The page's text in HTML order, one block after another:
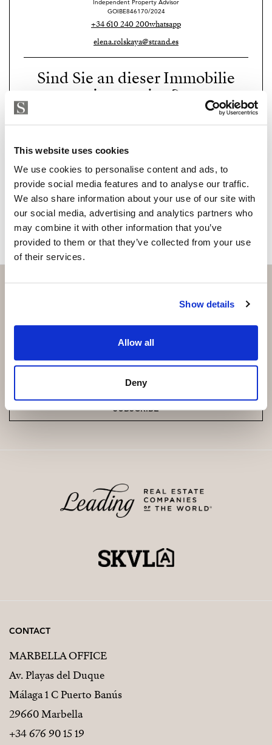
This website uses cookies
We use cookies to personalise content and ads, to
provide social media features and to analyse our traffic.
We also share information about your use of our site with
our social media, advertising and analytics partners who
may combine it with other information that you’ve
provided to them or that they’ve collected from your use
of their services.
Show details
Allow all
Deny
Independent Property Advisor
GOIBE846170/2024
+34 610 240 200whatsapp
elena.rolskaya@strand.es
Sind Sie an dieser Immobilie
interessiert?
Please, contact me or fill your information and
choose. We also arrange remote property
viewings by Whats App free of charge.
MAKE CONTACT REQUEST
Erstklassige Bauweise, feinste Materialien und
hochwertige Geräte werden in diesem modernen
mallorquinischen Haus verwendet. Die kontinuierliche
Verwendung von hellen Hölzern,
Natursteinverkleidungen und einer Fülle von Glas
innen und außen verbindet dieses Anwesen ästhetisch
und sorgt dafür, dass es warm, hell und zeitgemäß ist,
einfachen Zugang zu Palma und der Küste genießt .
Email*
SUBSCRIBE
CONTACT
MARBELLA OFFICE
Av. Playas del Duque
Málaga 1 C Puerto Banús
29660 Marbella
+34 676 90 15 19